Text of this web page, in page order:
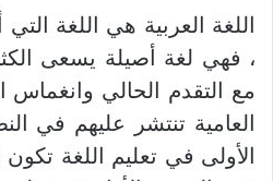
اللغة العربية هي اللغة
، فهي لغة أصيلة يسعى
مع التقدم الحالي وانغماس
العامية تنتشر عليهم في
الأولى في تعليم اللغة